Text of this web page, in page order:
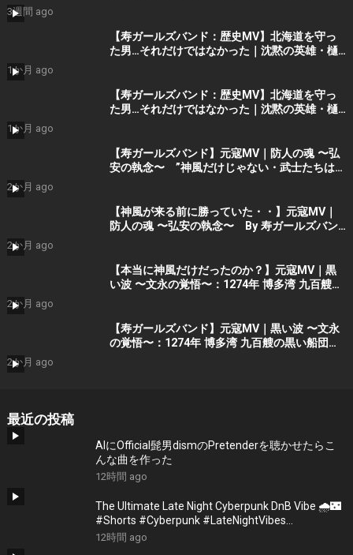
3週間 ago
【寿ガールズバンド：歴史MV】北海道を守っ
た男…それだけではなかった｜沈黙の英雄・樋
1か月 ago
【寿ガールズバンド：歴史MV】北海道を守っ
た男…それだけではなかった｜沈黙の英雄・樋
1か月 ago
【寿ガールズバンド】元寇MV｜防人の魂 〜弘
安の執念〜 ”神風だけじゃない・武士たちはも
2か月 ago
【神風が来る前に勝っていた・・】元寇MV｜
防人の魂 〜弘安の執念〜 By 寿ガールズバン
2か月 ago
【本当に神風だけだったのか？】元寇MV｜黒
い波 〜文永の覚悟〜：1274年 博多湾 九百艘の
2か月 ago
【寿ガールズバンド】元寇MV｜黒い波 〜文永
の覚悟〜：1274年 博多湾 九百艘の黒い船団に
2か月 ago
最近の投稿
AIにOfficial髭男dismのPretenderを聴かせたらこ
んな曲を作った
12時間 ago
The Ultimate Late Night Cyberpunk DnB Vibe 🌧️🌃
#Shorts #Cyberpunk #LateNightVibes
#ElectronicMusic
12時間 ago